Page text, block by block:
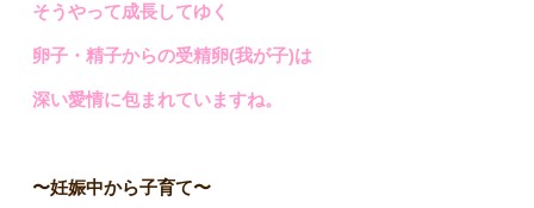
そうやって成長してゆく
卵子・精子からの受精卵(我が子)は
深い愛情に包まれていますね。
〜妊娠中から子育て〜